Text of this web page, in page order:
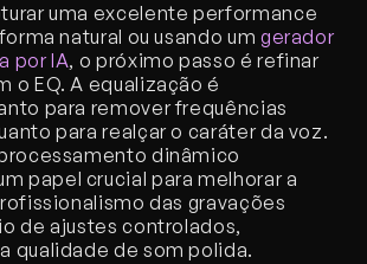
uma excelente performance
natural ou usando um gerador
por IA, o próximo passo é refinar
o EQ. A equalização é
para remover frequências
para realçar o caráter da voz.
dinâmico
papel crucial para melhorar a
das gravações
de ajustes controlados,
qualidade de som polida.